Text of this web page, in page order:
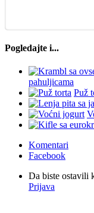
Pogledajte i...
pahuljicama
Puž
Komentari
Facebook
Da biste ostavili
Prijava